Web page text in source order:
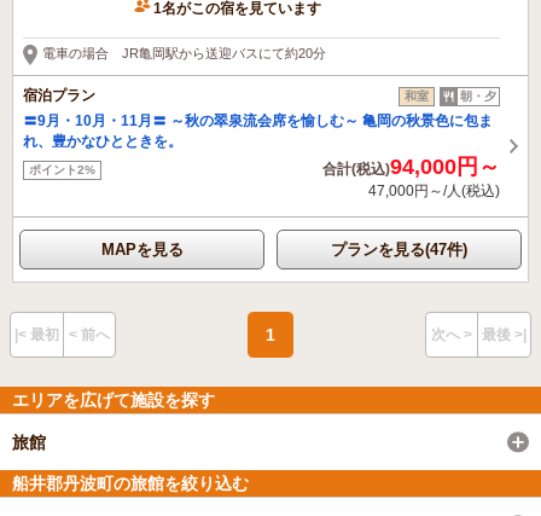
1名がこの宿を見ています
電車の場合 JR亀岡駅から送迎バスにて約20分
宿泊プラン 和室 朝・夕
〓9月・10月・11月〓 ～秋の翠泉流会席を愉しむ～ 亀岡の秋景色に包ま
れ、豊かなひとときを。
ポイント2% 合計(税込)94,000円～
47,000円～/人(税込)
MAPを見る プランを見る(47件)
|< 最初 < 前へ 1 次へ > 最後 >|
エリアを広げて施設を探す
旅館
船井郡丹波町の旅館を絞り込む